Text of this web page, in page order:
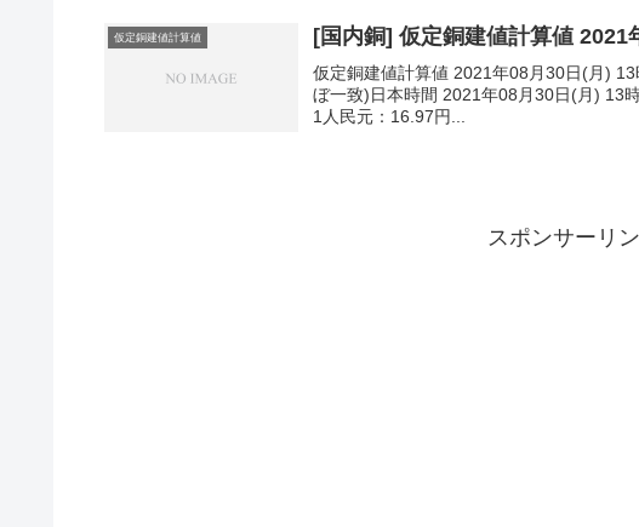
仮定銅建値計算値 [国内銅] 仮定銅建値計算値 2021
仮定銅建値計算値 2021年08月30日(月)
ぼ一致)日本時間 2021年08月30日(月)
1人民元：16.97円...
スポンサーリ